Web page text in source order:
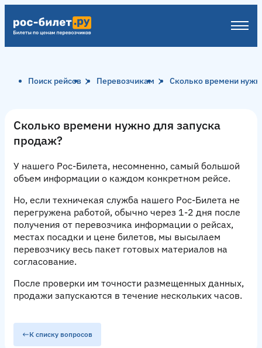
Поиск рейсов Перевозчикам Сколько времени
Сколько времени нужно для запуска
продаж?
У нашего Рос-Билета, несомненно, самый большой
объем информации о каждом конкретном рейсе.
Но, если техничекая служба нашего Рос-Билета не
перегружена работой, обычно через 1-2 дня после
получения от перевозчика информации о рейсах,
местах посадки и цене билетов, мы высылаем
перевозчику весь пакет готовых материалов на
согласование.
После проверки им точности размещенных данных,
продажи запускаются в течение нескольких часов.
К списку вопросов